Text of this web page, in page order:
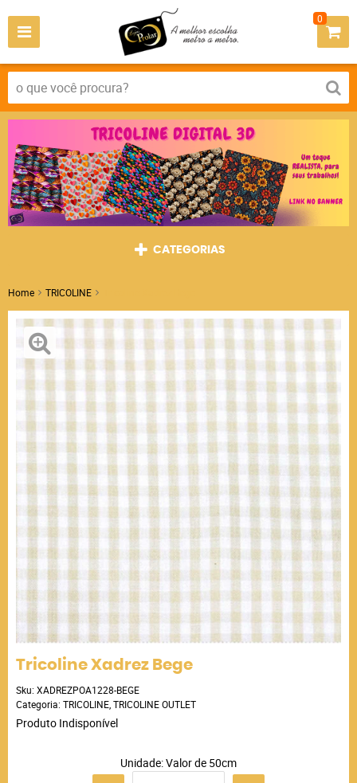
0
CATEGORIAS
Home TRICOLINE
Tricoline Xadrez Bege
Sku: XADREZPOA1228-BEGE
Categoria: TRICOLINE TRICOLINE OUTLET
Produto Indisponível
Unidade: Valor de 50cm